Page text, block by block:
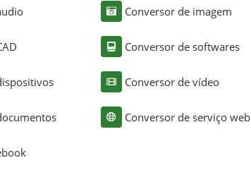
Conversor de imagem
Conversor de softwares
Conversor de vídeo
Conversor de serviço web